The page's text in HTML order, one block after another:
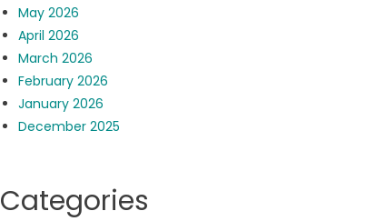
May 2026
April 2026
March 2026
February 2026
January 2026
December 2025
Categories